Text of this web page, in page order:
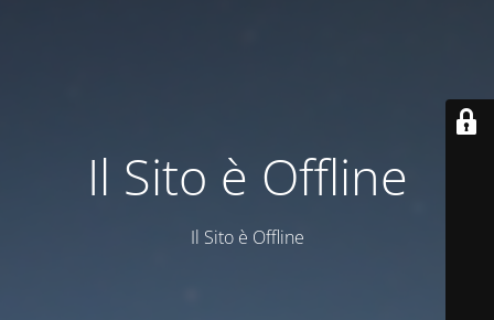
Il Sito è Offline
Il Sito è Offline